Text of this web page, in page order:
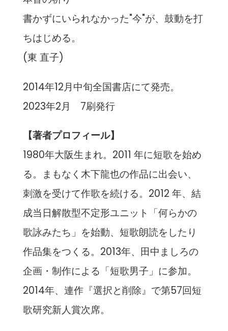
書かずにいられなかった"今"が、鼓動を打
ちはじめる。
(東 直子)
2014年12月中旬全国書店にて発売。
2023年2月 7刷発行
【著者プロフィール】
1980年大阪生まれ。2011 年に短歌を始め
る。まもなく木下龍也の作品に出会い、
刺激を受けて作歌を続ける。2012 年、結
成当日解散型不定形ユニット「何らかの
歌詠みたち」を始動、短歌朗読をしたり
作品集をつくる。2013年、田中ましろの
企画・制作による「短歌男子」に参加。
2014年、連作『選択と削除』で第57回短
歌研究新人賞次席。